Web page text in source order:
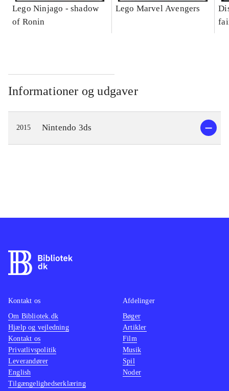
Lego Ninjago - shadow
of Ronin
Lego Marvel Avengers
Informationer og udgaver
2015 Nintendo 3ds
Kontakt os
Om Bibliotek.dk
Hjælp og vejledning
Kontakt os
Privatlivspolitik
Leverandører
English
Tilgængelighedserklæring
Afdelinger
Bøger
Artikler
Film
Musik
Spil
Noder